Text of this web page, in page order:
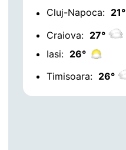
Cluj-Napoca: 21°
Craiova: 27°
Iasi: 26°
Timisoara: 26°